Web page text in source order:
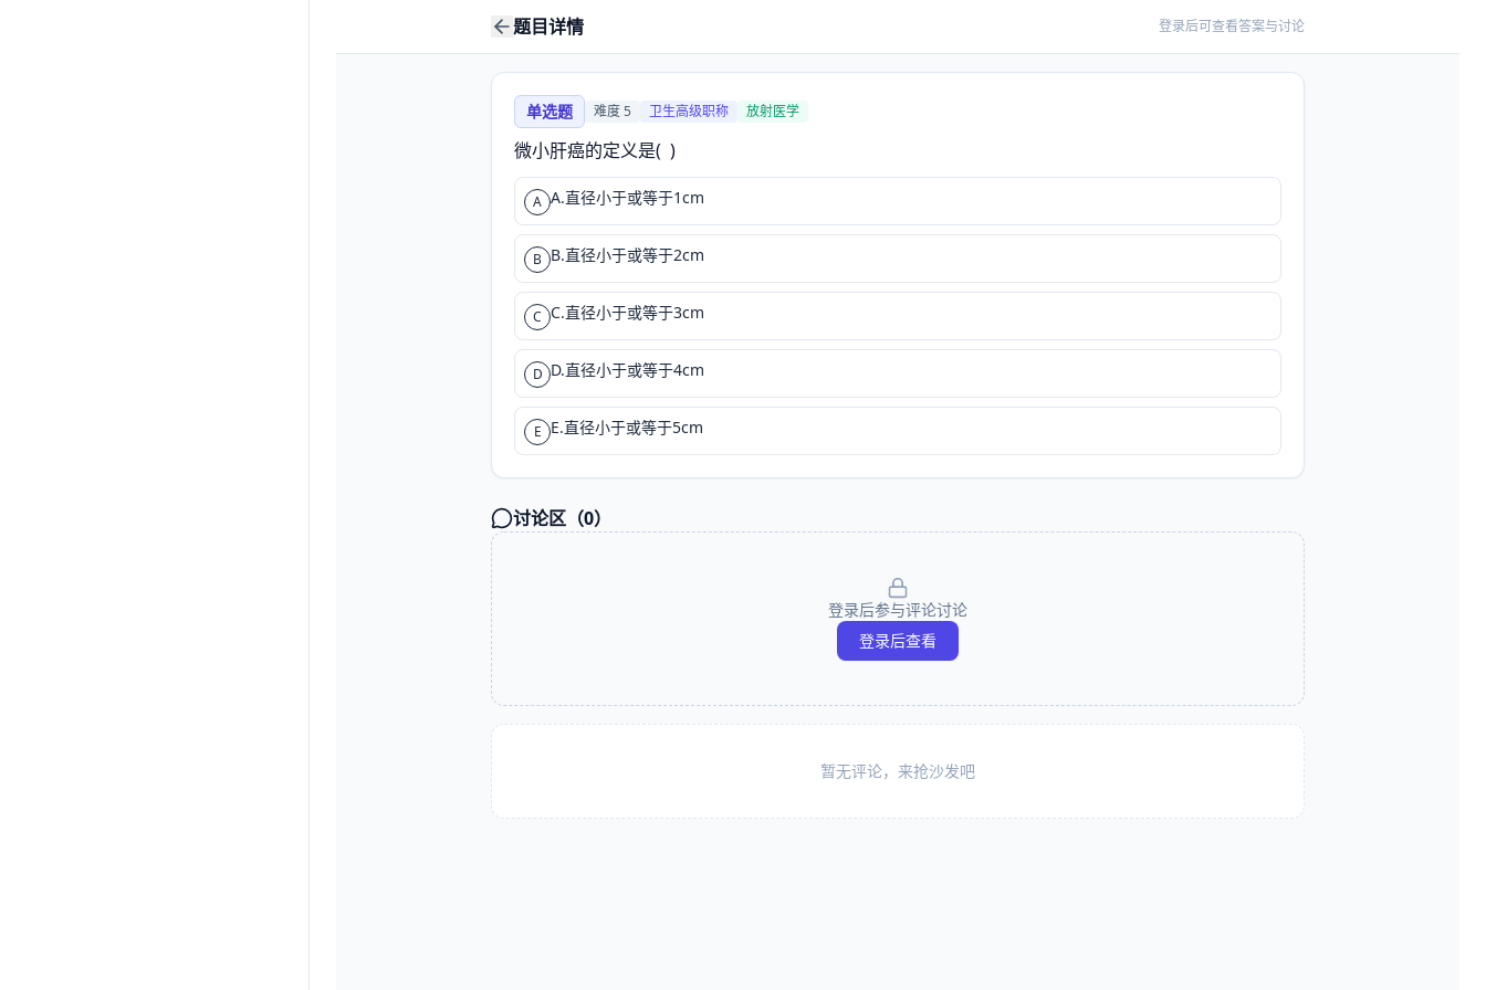
题目详情 登录后可查看答案与讨论
单选题 难度5 卫生高级职称 放射医学
微小肝癌的定义是(  )
A A.直径小于或等于1cm
B B.直径小于或等于2cm
C C.直径小于或等于3cm
D D.直径小于或等于4cm
E E.直径小于或等于5cm
讨论区（0）
登录后参与评论讨论
登录后查看
暂无评论，来抢沙发吧